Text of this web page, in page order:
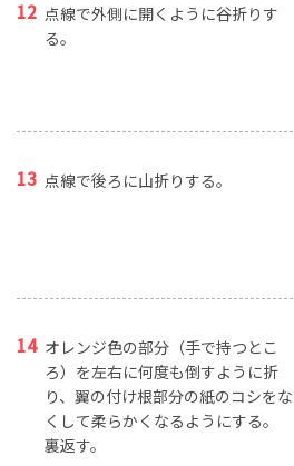
点線で外側に開くように谷折りす
る。
点線で後ろに山折りする。
オレンジ色の部分（手で持つとこ
ろ）を左右に何度も倒すように折
り、翼の付け根部分の紙のコシをな
くして柔らかくなるようにする。
裏返す。